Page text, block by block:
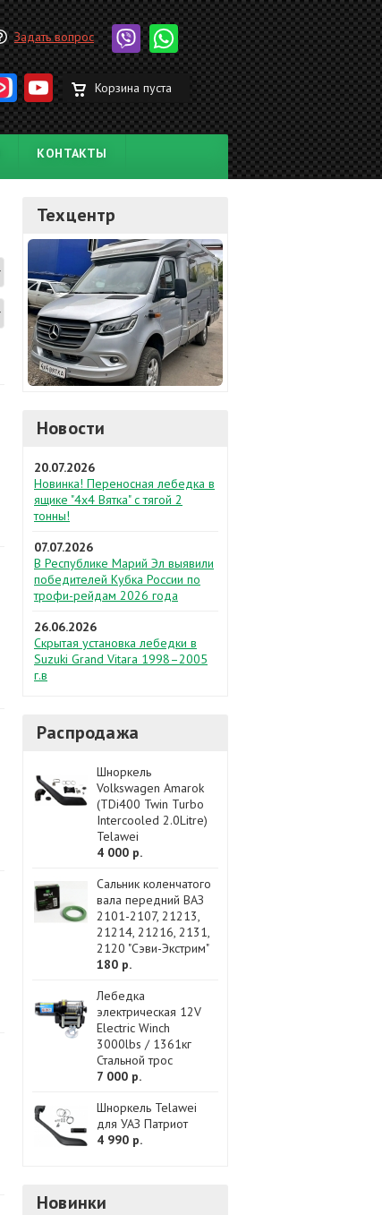
Задать вопрос
Корзина пуста
КОНТАКТЫ
Техцентр
Новости
20.07.2026
Новинка! Переносная лебедка в
ящике "4х4 Вятка" с тягой 2
тонны!
07.07.2026
В Республике Марий Эл выявили
победителей Кубка России по
трофи-рейдам 2026 года
26.06.2026
Скрытая установка лебедки в
Suzuki Grand Vitara 1998–2005
г.в
Распродажа
Шноркель
Volkswagen Amarok
(TDi400 Twin Turbo
Intercooled 2.0Litre)
Telawei
4 000 р.
Сальник коленчатого
вала передний ВАЗ
2101-2107, 21213,
21214, 21216, 2131,
2120 "Сэви-Экстрим"
180 р.
Лебедка
электрическая 12V
Electric Winch
3000lbs / 1361кг
Стальной трос
7 000 р.
Шноркель Telawei
для УАЗ Патриот
4 990 р.
Новинки